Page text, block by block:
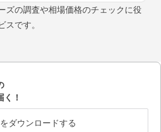
ズの調査や相場価格のチェックに役
スです。
く！
ダウンロードする